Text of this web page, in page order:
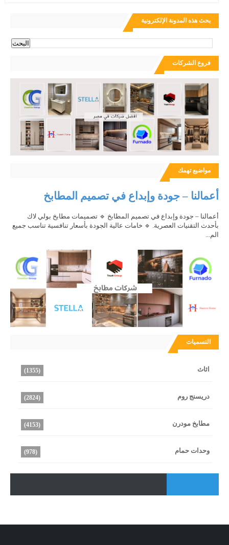
بحث هذه المدونة الإلكترونية
فروع الشركات
مواضيع تهمك
أعمالنا – جودة وإبداع في تصميم المطابخ
أعمالنا – جودة وإبداع في تصميم المطابخ 🔹 تصميمات مطابخ بولي لاك
بأحدث التقنيات العصرية. 🔹 خامات عالية الجودة بأسعار تنافسية تناسب جميع
الم...
التسميات
اثاث (1355)
دريسنج روم (2824)
مطابخ مودرن (4153)
وحدات حمام (978)